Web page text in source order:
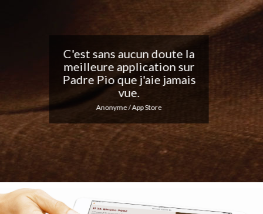
Belle application, j'adore
les notifications
quotidiennes... Continuez
votre excellent travail !